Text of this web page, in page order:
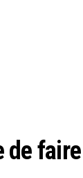
de